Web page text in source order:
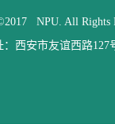
NPU. All Rights
：西安市友谊西路